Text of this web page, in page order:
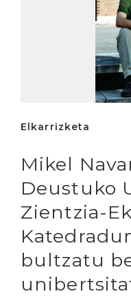
Elkarrizketa
Mikel
Deustuko
Zientzia-
bultzatu